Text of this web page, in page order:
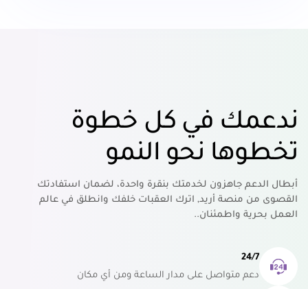
ندعمك في كل خطوة
تخطوها نحو النمو
أبطال الدعم جاهزون لخدمتك بنقرة واحدة، لضمان استفادتك
القصوى من منصة أريد, اترك العقبات خلفك وانطلق في عالم
العمل بحرية واطمئنان..
24/7
دعم متواصل على مدار الساعة ومن أي مكان